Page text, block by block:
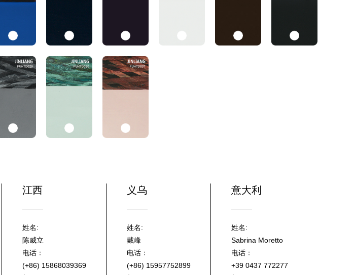
江西
姓名:
陈威立
电话：
(+86) 15868039369
义乌
姓名:
戴峰
电话：
(+86) 15957752899
意大利
姓名:
Sabrina Moretto
电话：
+39 0437 772277